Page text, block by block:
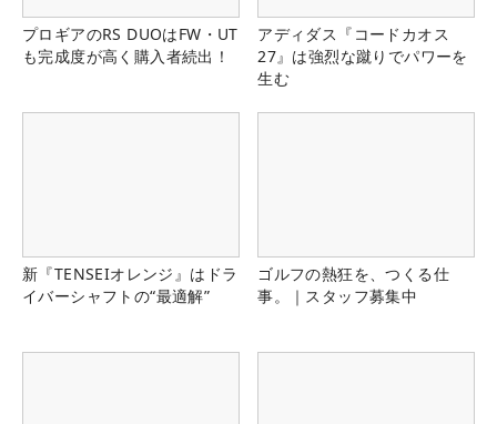
プロギアのRS DUOはFW・UT
も完成度が高く購入者続出！
アディダス『コードカオス
27』は強烈な蹴りでパワーを
生む
新『TENSEIオレンジ』はドラ
イバーシャフトの“最適解”
ゴルフの熱狂を、つくる仕
事。｜スタッフ募集中